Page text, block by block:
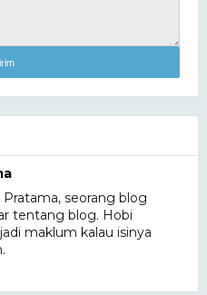
Pratama, seorang blog
tentang blog. Hobi
maklum kalau isinya